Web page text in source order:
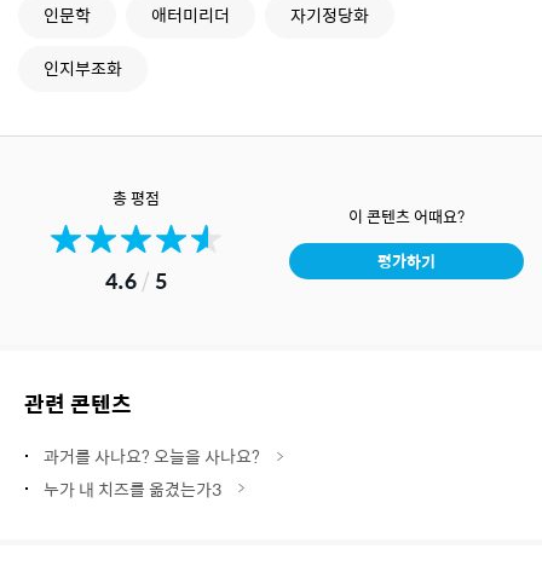
인문학
애터미리더
자기정당화
인지부조화
총 평점
4.6/ 5
이 콘텐츠 어때요?
평가하기
관련 콘텐츠
과거를 사나요? 오늘을 사나요?
누가 내 치즈를 옮겼는가3